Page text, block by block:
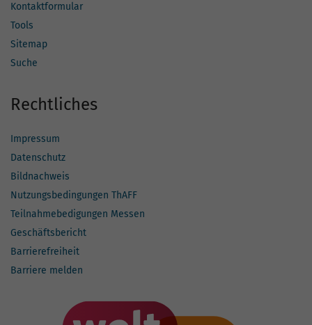
Kontaktformular
Tools
Sitemap
Suche
Rechtliches
Impressum
Datenschutz
Bildnachweis
Nutzungsbedingungen ThAFF
Teilnahmebedigungen Messen
Geschäftsbericht
Barrierefreiheit
Barriere melden